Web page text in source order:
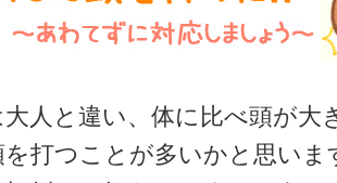
人と違い、体に比べ頭が大
を打つことが多いかと思いま
接種
けたい